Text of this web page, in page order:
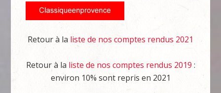
Retour à laliste de nos comptes rendus 2021
Retour à la liste de nos comptes rendus 2019 :
environ 10% sont repris en 2021